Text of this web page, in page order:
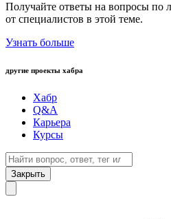
Получайте ответы на вопросы по
от специалистов в этой теме.
Узнать больше
другие проекты хабра
Хабр
Q&A
Карьера
Курсы
Закрыть